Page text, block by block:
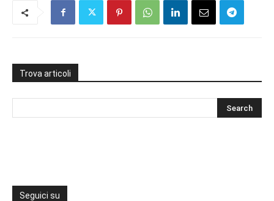
Trova articoli
Seguici su